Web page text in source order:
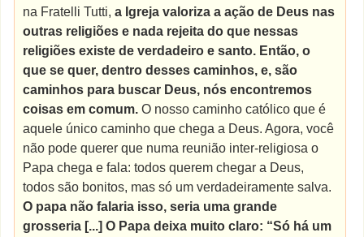
na Fratelli Tutti,a Igreja valoriza a ação de Deus nas
outras religiões e nada rejeita do que nessas
religiões existe de verdadeiro e santo. Então, o
que se quer, dentro desses caminhos, e, são
caminhos para buscar Deus, nós encontremos
coisas em comum. O nosso caminho católico que é
aquele único caminho que chega a Deus. Agora, você
não pode querer que numa reunião inter-religiosa o
Papa chega e fala: todos querem chegar a Deus,
todos são bonitos, mas só um verdadeiramente salva.
O papa não falaria isso, seria uma grande
grosseria [...] O Papa deixa muito claro: “Só há um